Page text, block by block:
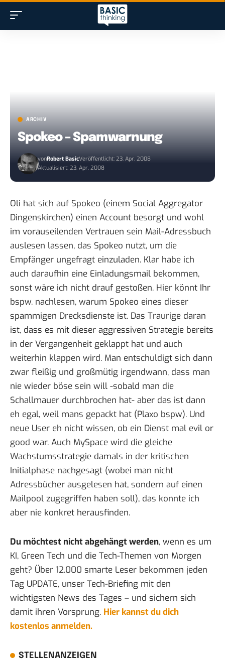
ARCHIV
Spokeo – Spamwarnung
vonRobert BasicVeröffentlicht: 23. Apr. 2008
Aktualisiert: 23. Apr. 2008
Oli hat sich auf Spokeo (einem Social Aggregator
Dingenskirchen) einen Account besorgt und wohl
im vorauseilenden Vertrauen sein Mail-Adressbuch
auslesen lassen, das Spokeo nutzt, um die
Empfänger ungefragt einzuladen. Klar habe ich
auch daraufhin eine Einladungsmail bekommen,
sonst wäre ich nicht drauf gestoßen. Hier könnt Ihr
bspw. nachlesen, warum Spokeo eines dieser
spammigen Drecksdienste ist. Das Traurige daran
ist, dass es mit dieser aggressiven Strategie bereits
in der Vergangenheit geklappt hat und auch
weiterhin klappen wird. Man entschuldigt sich dann
zwar fleißig und großmütig irgendwann, dass man
nie wieder böse sein will -sobald man die
Schallmauer durchbrochen hat- aber das ist dann
eh egal, weil mans gepackt hat (Plaxo bspw). Und
neue User eh nicht wissen, ob ein Dienst mal evil or
good war. Auch MySpace wird die gleiche
Wachstumsstrategie damals in der kritischen
Initialphase nachgesagt (wobei man nicht
Adressbücher ausgelesen hat, sondern auf einen
Mailpool zugegriffen haben soll), das konnte ich
aber nie konkret herausfinden.
Du möchtest nicht abgehängt werden, wenn es um
KI, Green Tech und die Tech-Themen von Morgen
geht? Über 12.000 smarte Leser bekommen jeden
Tag UPDATE, unser Tech-Briefing mit den
wichtigsten News des Tages – und sichern sich
damit ihren Vorsprung. Hier kannst du dich
kostenlos anmelden.
STELLENANZEIGEN